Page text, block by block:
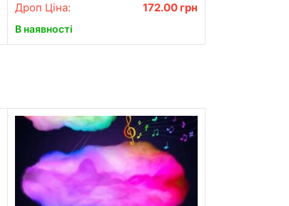
Дроп Ціна: 172.00 грн
В наявності